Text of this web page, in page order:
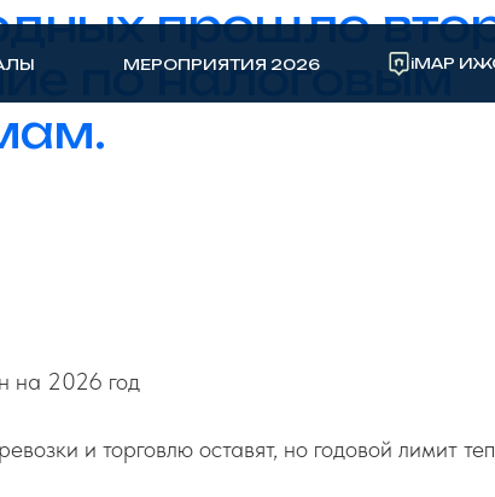
iMAP
МЕРОПРИЯТИЯ 2026
прошло
по налоговым
на 2026 год
и торговлю оставят, но годовой лимит